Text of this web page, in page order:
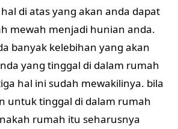
di atas yang akan anda dapat
mewah menjadi hunian anda.
banyak kelebihan yang akan
yang tinggal di dalam rumah
hal ini sudah mewakilinya. bila
untuk tinggal di dalam rumah
rumah itu seharusnya